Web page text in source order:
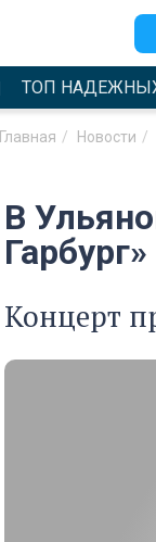
ТОП
Главная Новости
В
Гарбург»
Концерт